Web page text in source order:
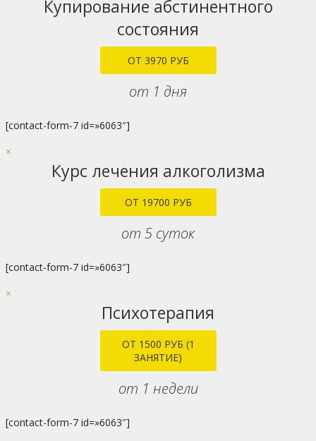
Купирование абстинентного
состояния
ОТ 3970 РУБ
от 1 дня
[contact-form-7 id=»6063″]
×
Курс лечения алкоголизма
ОТ 19700 РУБ
от 5 суток
[contact-form-7 id=»6063″]
×
Психотерапия
ОТ 1500 РУБ (1
ЗАНЯТИЕ)
от 1 недели
[contact-form-7 id=»6063″]